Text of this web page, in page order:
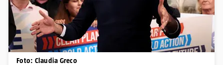
Foto: Claudia Greco